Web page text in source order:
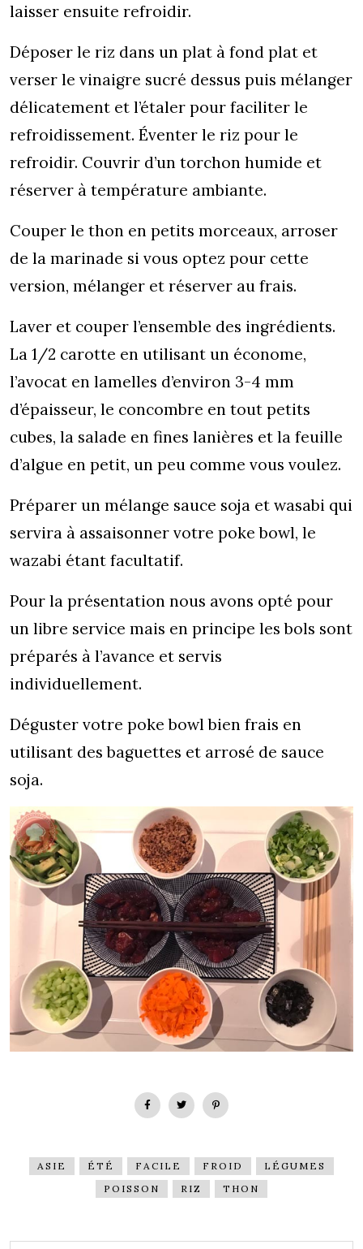
laisser ensuite refroidir.
Déposer le riz dans un plat à fond plat et
verser le vinaigre sucré dessus puis mélanger
délicatement et l’étaler pour faciliter le
refroidissement. Éventer le riz pour le
refroidir. Couvrir d’un torchon humide et
réserver à température ambiante.
Couper le thon en petits morceaux, arroser
de la marinade si vous optez pour cette
version, mélanger et réserver au frais.
Laver et couper l’ensemble des ingrédients.
La 1/2 carotte en utilisant un économe,
l’avocat en lamelles d’environ 3-4 mm
d’épaisseur, le concombre en tout petits
cubes, la salade en fines lanières et la feuille
d’algue en petit, un peu comme vous voulez.
Préparer un mélange sauce soja et wasabi qui
servira à assaisonner votre poke bowl, le
wazabi étant facultatif.
Pour la présentation nous avons opté pour
un libre service mais en principe les bols sont
préparés à l’avance et servis
individuellement.
Déguster votre poke bowl bien frais en
utilisant des baguettes et arrosé de sauce
soja.
ASIE ÉTÉ FACILE FROID
LÉGUMES
POISSON
RIZ THON